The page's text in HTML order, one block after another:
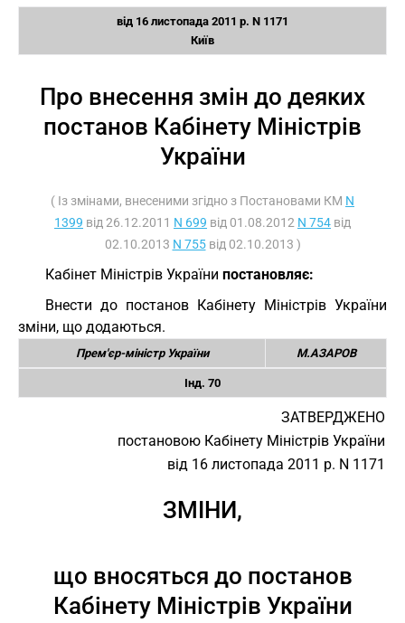
від 16 листопада 2011 р. N 1171
Київ
Про внесення змін до деяких
постанов Кабінету Міністрів
України
( Із змінами, внесеними згідно з Постановами КМ N
1399 від 26.12.2011 N 699 від 01.08.2012 N 754 від
02.10.2013 N 755від 02.10.2013 )
Кабінет Міністрів України постановляє:
Внести до постанов Кабінету Міністрів України
зміни, що додаються.
Прем'єр-міністр України М.АЗАРОВ
Інд. 70
ЗАТВЕРДЖЕНО
постановою Кабінету Міністрів України
від 16 листопада 2011 р. N 1171
ЗМІНИ,
що вносяться до постанов
Кабінету Міністрів України